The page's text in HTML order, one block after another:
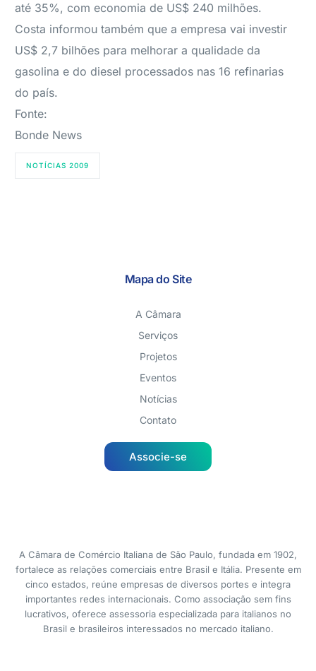
até 35%, com economia de US$ 240 milhões.
Costa informou também que a empresa vai investir
US$ 2,7 bilhões para melhorar a qualidade da
gasolina e do diesel processados nas 16 refinarias
do país.
Fonte:
Bonde News
NOTÍCIAS 2009
Mapa do Site
A Câmara
Serviços
Projetos
Eventos
Notícias
Contato
Associe-se
A Câmara de Comércio Italiana de São Paulo, fundada em 1902,
fortalece as relações comerciais entre Brasil e Itália. Presente em
cinco estados, reúne empresas de diversos portes e integra
importantes redes internacionais. Como associação sem fins
lucrativos, oferece assessoria especializada para italianos no
Brasil e brasileiros interessados no mercado italiano.